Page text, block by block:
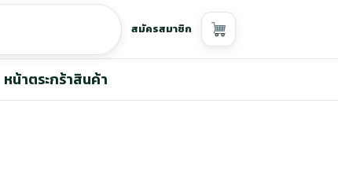
สมัครสมาชิก
หน้าตระกร้าสินค้า